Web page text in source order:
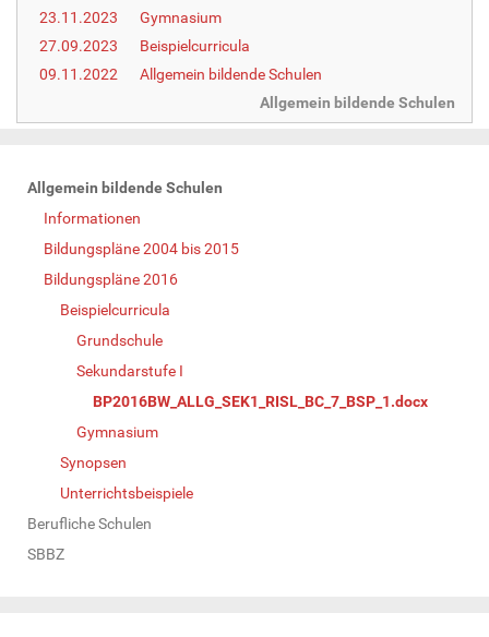
:
23.11.2023
Gymnasium
27.09.2023
Beispielcurricula
09.11.2022
Allgemein bildende Schulen
Allgemein bildende Schulen
N
Allgemein bildende Schulen
Informationen
Bildungspläne 2004 bis 2015
Bildungspläne 2016
Beispielcurricula
Grundschule
Sekundarstufe I
BP2016BW_ALLG_SEK1_RISL_BC_7_BSP_1.docx
Gymnasium
Synopsen
Unterrichtsbeispiele
Berufliche Schulen
SBBZ